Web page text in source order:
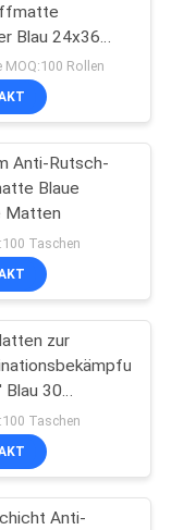
59
Blau 24x36
30
MOQ:100 Rollen
Anti-Rutsch-
Blaue
Matten
Taschen
zur
Blau 30
Taschen
Anti-